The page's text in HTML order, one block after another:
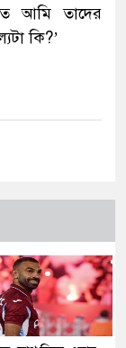
আমি তাদের
কি?’